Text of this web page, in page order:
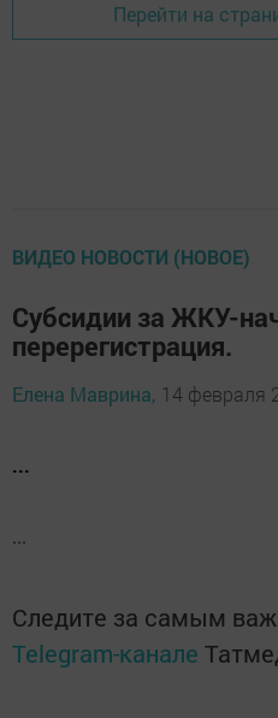
Перейти на
ВИДЕО НОВОСТИ (НОВОЕ)
Субсидии за ЖКУ-
перерегистрация.
Елена Маврина, 14 февраля
...
...
Следите за самым
Telegram-канале